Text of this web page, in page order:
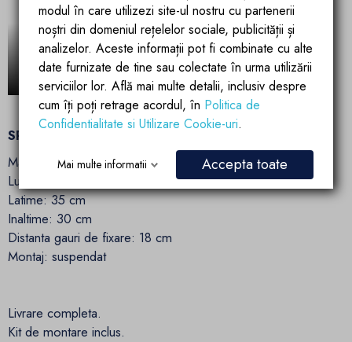
SPECIFICATII TEHNICE:
Material: ceramica sanitara
Lungime: 52.5 cm
Latime: 35 cm
Inaltime: 30 cm
Distanta gauri de fixare: 18 cm
Montaj: suspendat
Livrare completa.
Kit de montare inclus.
modul în care utilizezi site-ul nostru cu partenerii
noștri din domeniul rețelelor sociale, publicității și
analizelor. Aceste informații pot fi combinate cu alte
date furnizate de tine sau colectate în urma utilizării
serviciilor lor. Află mai multe detalii, inclusiv despre
cum îți poți retrage acordul, în Politica de
Confidentialitate si Utilizare Cookie-uri.
Mai multe informatii Accepta toate